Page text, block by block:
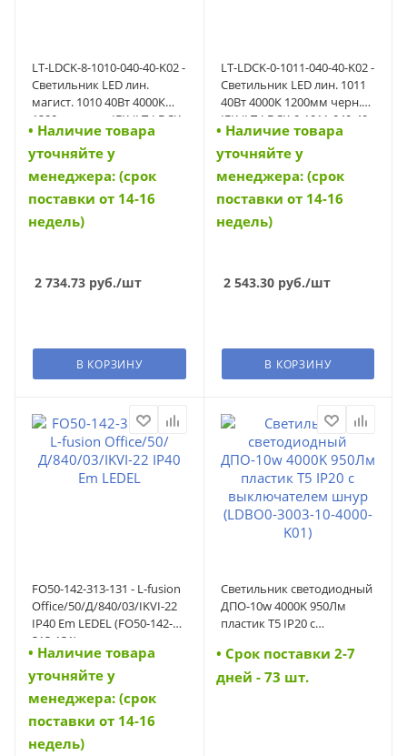
LT-LDCK-8-1010-040-40-K02 -
Светильник LED лин.
магист. 1010 40Вт 4000К
1200мм черн. IEK (LT-LDCK-
8-1010-040-40-K02)
• Наличие товара
уточняйте у
менеджера: (срок
поставки от 14-16
недель)
2 734.73 руб./шт
В КОРЗИНУ
LT-LDCK-0-1011-040-40-K02 -
Светильник LED лин. 1011
40Вт 4000К 1200мм черн.
IEK (LT-LDCK-0-1011-040-40-
K02)
• Наличие товара
уточняйте у
менеджера: (срок
поставки от 14-16
недель)
2 543.30руб./шт
В КОРЗИНУ
FO50-142-313-131 - L-fusion
Office/50/Д/840/03/IKVI-22
IP40 Em LEDEL (FO50-142-
313-131)
• Наличие товара
уточняйте у
менеджера: (срок
поставки от 14-16
недель)
Светильник светодиодный
ДПО-10w 4000K 950Лм
пластик Т5 IP20 с
(LDBO0-3003-10-4000-K01)
(LDBO0-3003-10-4000-K01)
• Cрок поставки 2-7
дней - 73 шт.